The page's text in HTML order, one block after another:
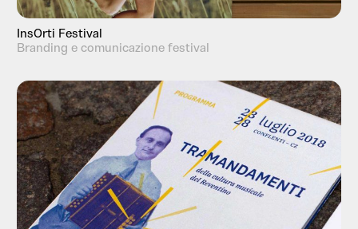
InsOrti Festival
Branding e comunicazione festival